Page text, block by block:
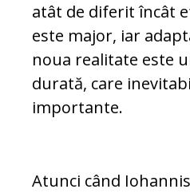
atât de diferit încât
este major, iar
no­ua realitate este
durată, care
im­por­tante.
Atunci când